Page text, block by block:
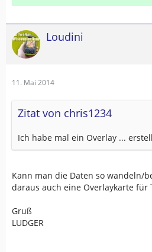
Loudini
11. Mai 2014
Zitat von chris1234
Ich habe mal ein Overlay ...
Kann man die Daten so wandeln/
daraus auch eine Overlaykarte für
Gruß
LUDGER